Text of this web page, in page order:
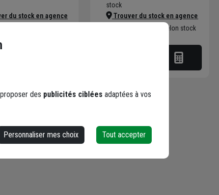
du stock en agence
stock
Trouver du stock en agence
Livraison disponible selon stock
des publicités ciblées adaptées à vos
Personnaliser mes choix Tout accepter